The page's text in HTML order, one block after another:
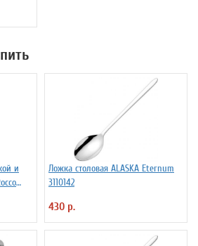
и
Ложка столовая ALASKA Eternum
3110142
430 р.